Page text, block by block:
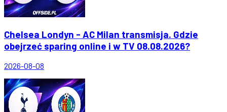
Chelsea Londyn - AC Milan transmisja. Gdzie
obejrzeć sparing online i w TV 08.08.2026?
2026-08-08